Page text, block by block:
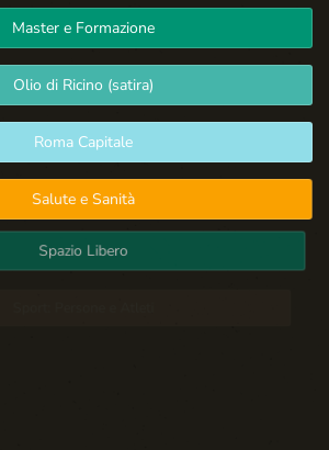
Master e Formazione
Olio di Ricino (satira)
Roma Capitale
Salute e Sanità
Spazio Libero